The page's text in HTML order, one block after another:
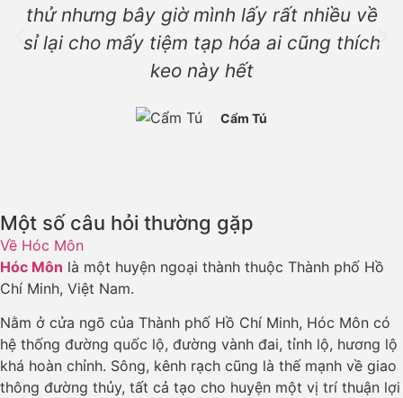
thử nhưng bây giờ mình lấy rất nhiều về
sỉ lại cho mấy tiệm tạp hóa ai cũng thích
keo này hết
Cẩm Tú
Một số câu hỏi thường gặp
Về Hóc Môn
Hóc Môn là một huyện ngoại thành thuộc Thành phố Hồ
Chí Minh, Việt Nam.
Nằm ở cửa ngõ của Thành phố Hồ Chí Minh, Hóc Môn có
hệ thống đường quốc lộ, đường vành đai, tỉnh lộ, hương lộ
khá hoàn chỉnh. Sông, kênh rạch cũng là thế mạnh về giao
thông đường thủy, tất cả tạo cho huyện một vị trí thuận lợi